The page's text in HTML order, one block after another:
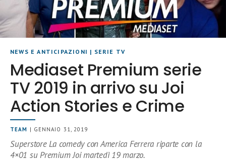
NEWS E ANTICIPAZIONI | SERIE TV
Mediaset Premium serie
TV 2019 in arrivo su Joi
Action Stories e Crime
TEAM | GENNAIO 31, 2019
Superstore La comedy con America Ferrera riparte con la
4×01 su Premium Joi martedì 19 marzo.